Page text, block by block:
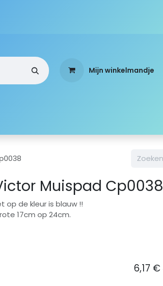
Mijn winkelmandje
Muispad Cp0038
op de kleur is blauw !!
17cm op 24cm.
6,17 €